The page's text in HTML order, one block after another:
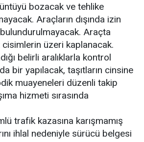
bozacak ve tehlike
Araçların dışında izin
Araçta
üzeri kaplanacak.
belirli aralıklarla kontrol
bir yapılacak, taşıtların cinsine
muayeneleri düzenli takip
hizmeti sırasında
trafik kazasına karışmamış
ihlal nedeniyle sürücü belgesi